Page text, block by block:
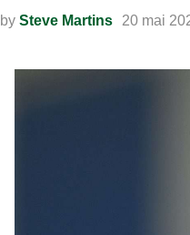
by Steve Martins 20 mai